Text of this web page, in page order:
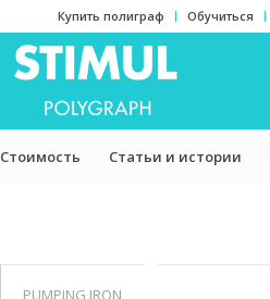
Купить полиграф Обучиться
Стоимость Статьи и истории
PUMPING IRON